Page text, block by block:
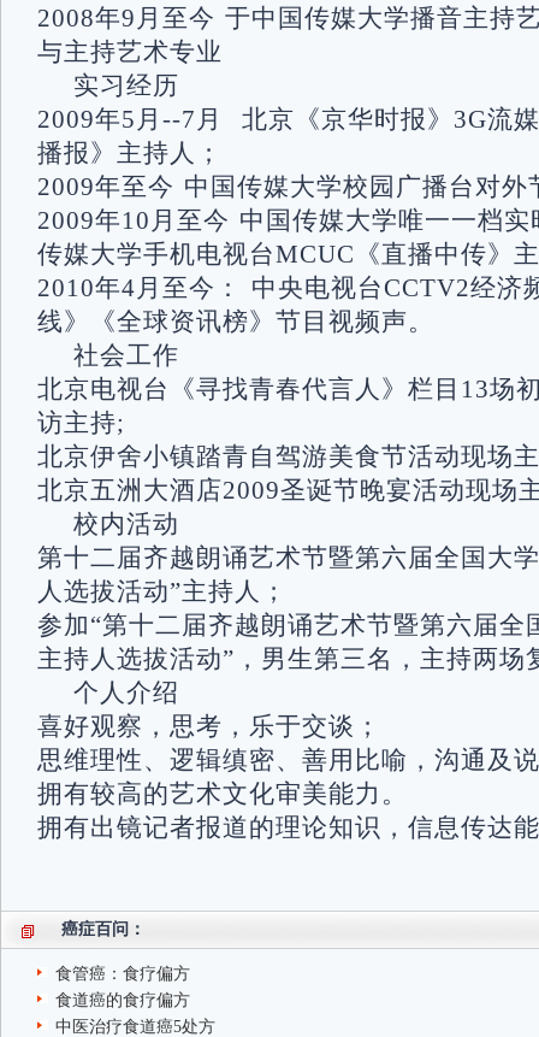
2008年9月至今 于中国传媒大学播音主持
与主持艺术专业
实习经历
2009年5月--7月 北京《京华时报》3G流
播报》主持人；
2009年至今 中国传媒大学校园广播台对外
2009年10月至今 中国传媒大学唯一一档
传媒大学手机电视台MCUC《直播中传》
2010年4月至今： 中央电视台CCTV2经济
线》《全球资讯榜》节目视频声。
社会工作
北京电视台《寻找青春代言人》栏目13场
访主持;
北京伊舍小镇踏青自驾游美食节活动现场
北京五洲大酒店2009圣诞节晚宴活动现场
校内活动
第十二届齐越朗诵艺术节暨第六届全国大
人选拔活动”主持人；
参加“第十二届齐越朗诵艺术节暨第六届全
主持人选拔活动”，男生第三名，主持两场
个人介绍
喜好观察，思考，乐于交谈；
思维理性、逻辑缜密、善用比喻，沟通及
拥有较高的艺术文化审美能力。
拥有出镜记者报道的理论知识，信息传达
癌症百问：
食管癌：食疗偏方
食道癌的食疗偏方
中医治疗食道癌5处方